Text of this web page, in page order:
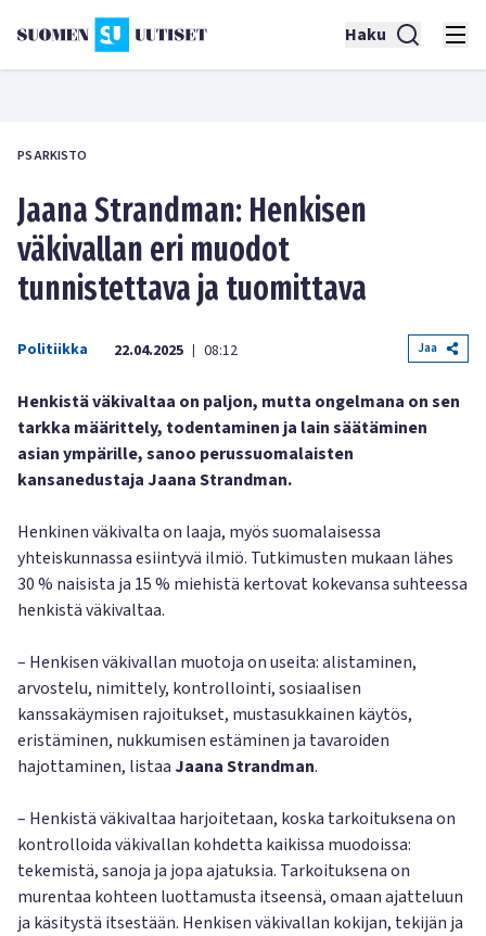
Haku
PS ARKISTO
Jaana Strandman: Henkisen
väkivallan eri muodot
tunnistettava ja tuomittava
Politiikka 22.04.2025 | 08:12 Jaa
Henkistä väkivaltaa on paljon, mutta ongelmana on sen
tarkka määrittely, todentaminen ja lain säätäminen
asian ympärille, sanoo perussuomalaisten
kansanedustaja Jaana Strandman.
Henkinen väkivalta on laaja, myös suomalaisessa
yhteiskunnassa esiintyvä ilmiö. Tutkimusten mukaan lähes
30 % naisista ja 15 % miehistä kertovat kokevansa suhteessa
henkistä väkivaltaa.
– Henkisen väkivallan muotoja on useita: alistaminen,
arvostelu, nimittely, kontrollointi, sosiaalisen
kanssakäymisen rajoitukset, mustasukkainen käytös,
eristäminen, nukkumisen estäminen ja tavaroiden
hajottaminen, listaa Jaana Strandman.
– Henkistä väkivaltaa harjoitetaan, koska tarkoituksena on
kontrolloida väkivallan kohdetta kaikissa muodoissa:
tekemistä, sanoja ja jopa ajatuksia. Tarkoituksena on
murentaa kohteen luottamusta itseensä, omaan ajatteluun
ja käsitystä itsestään. Henkisen väkivallan kokijan, tekijän ja